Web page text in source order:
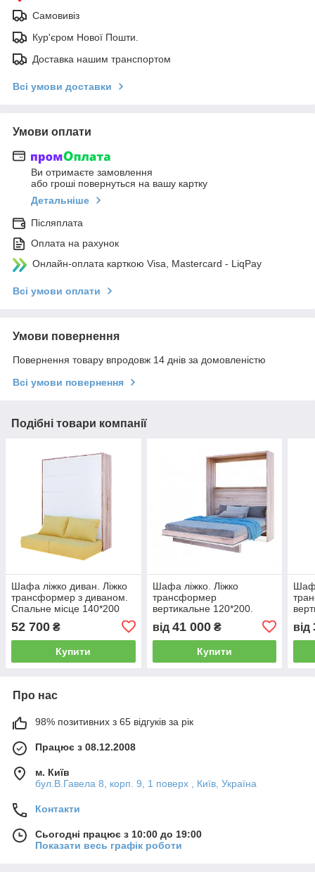
Самовивіз
Кур'єром Нової Пошти.
Доставка нашим транспортом
Всі умови доставки
Умови оплати
Ви отримаєте замовлення
або гроші повернуться на вашу картку
Детальніше
Післяплата
Оплата на рахунок
Онлайн-оплата карткою Visa, Mastercard - LiqPay
Всі умови оплати
Умови повернення
Повернення товару впродовж 14 днів за домовленістю
Всі умови повернення
Подібні товари компанії
Шафа ліжко диван. Ліжко
трансформер з диваном.
Спальне місце 140*200
52 700 ₴
Купити
Шафа ліжко. Ліжко
трансформер
вертикальне 120*200.
від 41 000₴
Купити
від
Про нас
98% позитивних з 65 відгуків за рік
Працює з 08.12.2008
м. Київ
бул.В.Гавела 8, корп. 9, 1 поверх , Київ, Україна
Контакти
Сьогодні працює з 10:00 до 19:00
Показати весь графік роботи